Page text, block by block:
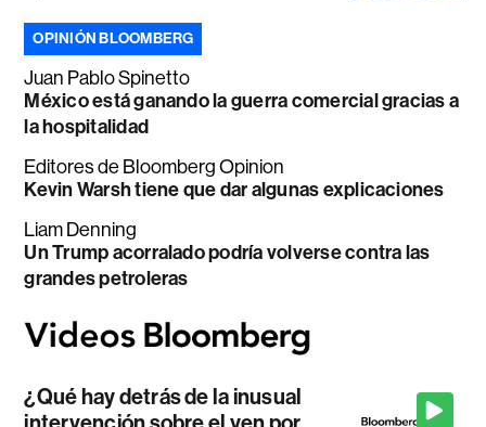
OPINIÓN BLOOMBERG
Juan Pablo Spinetto
México está ganando la guerra comercial gracias a
la hospitalidad
Editores de Bloomberg Opinion
Kevin Warsh tiene que dar algunas explicaciones
Liam Denning
Un Trump acorralado podría volverse contra las
grandes petroleras
¿Qué hay detrás de la inusual